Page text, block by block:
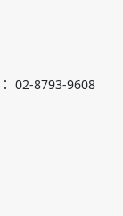
： 02-8793-9608